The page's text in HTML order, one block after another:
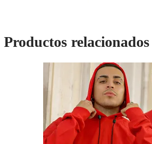
Productos relacionados